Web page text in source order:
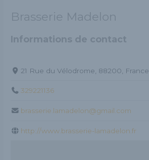
Brasserie Madelon
Informations de contact
21 Rue du Vélodrome, 88200, France
329221136
brasserie.lamadelon@gmail.com
http://www.brasserie-lamadelon.fr